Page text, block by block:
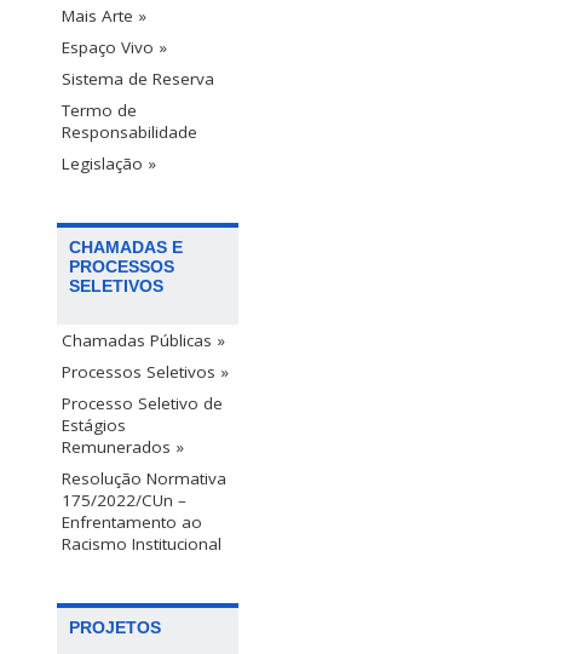
Mais Arte »
Espaço Vivo »
Sistema de Reserva
Termo de
Responsabilidade
Legislação »
CHAMADAS E
PROCESSOS
SELETIVOS
Chamadas Públicas »
Processos Seletivos »
Processo Seletivo de
Estágios
Remunerados »
Resolução Normativa
175/2022/CUn –
Enfrentamento ao
Racismo Institucional
PROJETOS